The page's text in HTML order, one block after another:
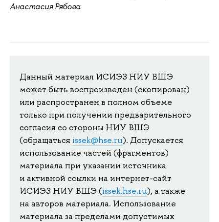
Анастасия Рябова
Данный материал ИСИЭЗ НИУ ВШЭ
может быть воспроизведен (скопирован)
или распространен в полном объеме
только при получении предварительного
согласия со стороны НИУ ВШЭ
(обращаться issek@hse.ru). Допускается
использование частей (фрагментов)
материала при указании источника
и активной ссылки на интернет-сайт
ИСИЭЗ НИУ ВШЭ (issek.hse.ru), а также
на авторов материала. Использование
материала за пределами допустимых